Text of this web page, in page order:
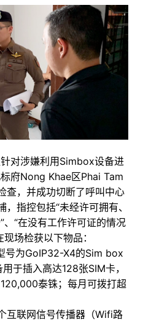
对涉嫌利用Simbox设备进
府Nong Khae区Phai Tam
查，并成功切断了呼叫中心
指控包括“未经许可拥有、
“在没有工作许可证的情况
场检获以下物品：
号为GoIP32-X4的Sim box
于插入高达128张SIM卡，
泰铢；每月可拨打超
互联网信号传播器（Wifi路